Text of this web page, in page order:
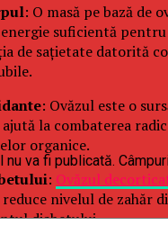
: O masă pe bază de
suficientă
de sațietate datorită
: Ovăzul este o
la combaterea
organice.
: Ovăzul
nivelul de zahăr
diabetului.
nu va fi publicată.